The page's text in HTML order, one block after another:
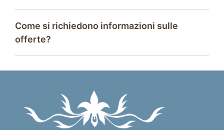
Come si richiedono informazioni sulle
offerte?